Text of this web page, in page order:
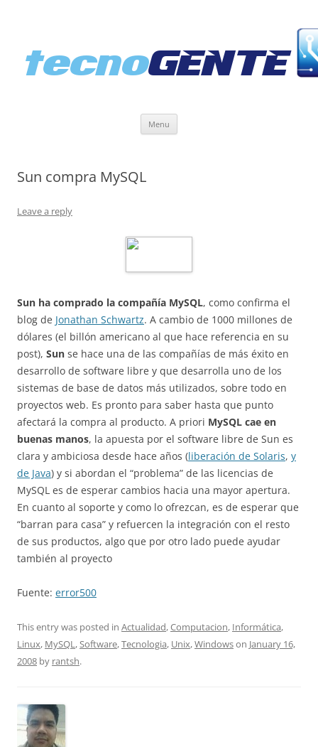
Menu
Sun compra MySQL
Leave a reply
Sun ha comprado la compañía MySQL, como confirma el
blog de Jonathan Schwartz. A cambio de 1000 millones de
dólares (el billón americano al que hace referencia en su
post), Sun se hace una de las compañías de más éxito en
desarrollo de software libre y que desarrolla uno de los
sistemas de base de datos más utilizados, sobre todo en
proyectos web. Es pronto para saber hasta que punto
afectará la compra al producto. A priori MySQL cae en
buenas manos, la apuesta por el software libre de Sun es
clara y ambiciosa desde hace años (liberación de Solaris, y
de Java) y si abordan el “problema” de las licencias de
MySQL es de esperar cambios hacia una mayor apertura.
En cuanto al soporte y como lo ofrezcan, es de esperar que
“barran para casa” y refuercen la integración con el resto
de sus productos, algo que por otro lado puede ayudar
también al proyecto
Fuente: error500
This entry was posted in Actualidad,Computacion, Informática,
Linux, MySQL,Software,Tecnologia, Unix,Windowson January 16,
2008 by rantsh.